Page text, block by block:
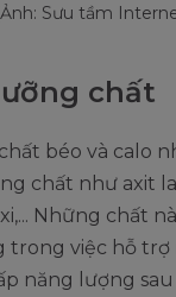
Sưu tầm
chất
béo và calo
chất như axit
Những chất
việc hỗ trợ
năng lượng